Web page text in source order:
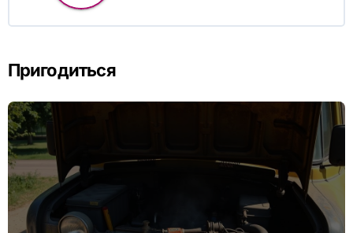
Пригодиться